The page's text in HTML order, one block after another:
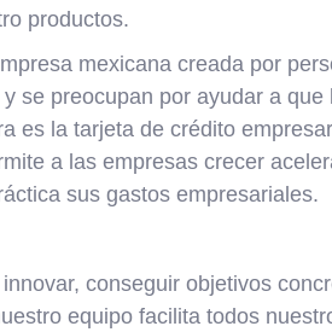
productos.
mexicana creada por
se preocupan por ayudar a que
es la tarjeta de crédito
a las empresas crecer
sus gastos empresariales.
conseguir objetivos
equipo facilita todos